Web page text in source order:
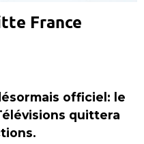
France
officiel: le
quittera